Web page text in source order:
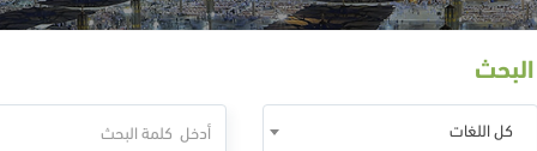
البحث
كل اللغات